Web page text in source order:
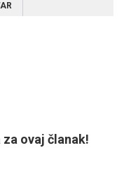
ovaj članak!